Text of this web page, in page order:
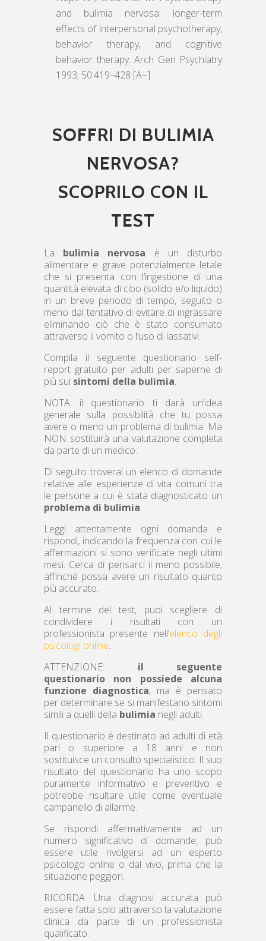
and bulimia nervosa: longer-term
effects of interpersonal psychotherapy,
behavior therapy, and cognitive
behavior therapy. Arch Gen Psychiatry
1993; 50:419–428 [A−]
SOFFRI DI BULIMIA
NERVOSA?
SCOPRILO CON IL
TEST
La bulimia nervosa è un disturbo
alimentare e grave potenzialmente letale
che si presenta con l’ingestione di una
quantità elevata di cibo (solido e/o liquido)
in un breve periodo di tempo, seguito o
meno dal tentativo di evitare di ingrassare
eliminando ciò che è stato consumato
attraverso il vomito o l’uso di lassativi.
Compila il seguente questionario self-
report gratuito per adulti per saperne di
più sui sintomi della bulimia.
NOTA: il questionario ti darà un’idea
generale sulla possibilità che tu possa
avere o meno un problema di bulimia. Ma
NON sostituirà una valutazione completa
da parte di un medico.
Di seguito troverai un elenco di domande
relative alle esperienze di vita comuni tra
le persone a cui è stata diagnosticato un
problema di bulimia.
Leggi attentamente ogni domanda e
rispondi, indicando la frequenza con cui le
affermazioni si sono verificate negli ultimi
mesi. Cerca di pensarci il meno possibile,
affinché possa avere un risultato quanto
più accurato.
Al termine del test, puoi scegliere di
condividere i risultati con un
professionista presente nell’elenco degli
psicologi online.
ATTENZIONE: il seguente
questionario
non possiede alcuna
funzione diagnostica, ma è pensato
per determinare se si manifestano sintomi
simili a quelli della bulimia negli adulti.
Il questionario è destinato ad adulti di età
pari o superiore a 18 anni e non
sostituisce un consulto specialistico. Il suo
risultato del questionario ha uno scopo
puramente informativo e preventivo e
potrebbe risultare utile come eventuale
campanello di allarme.
Se rispondi affermativamente ad un
numero significativo di domande, può
essere utile rivolgersi ad un esperto
psicologo online o dal vivo, prima che la
situazione peggiori.
RICORDA: Una diagnosi accurata può
essere fatta solo attraverso la valutazione
clinica da parte di un professionista
qualificato.